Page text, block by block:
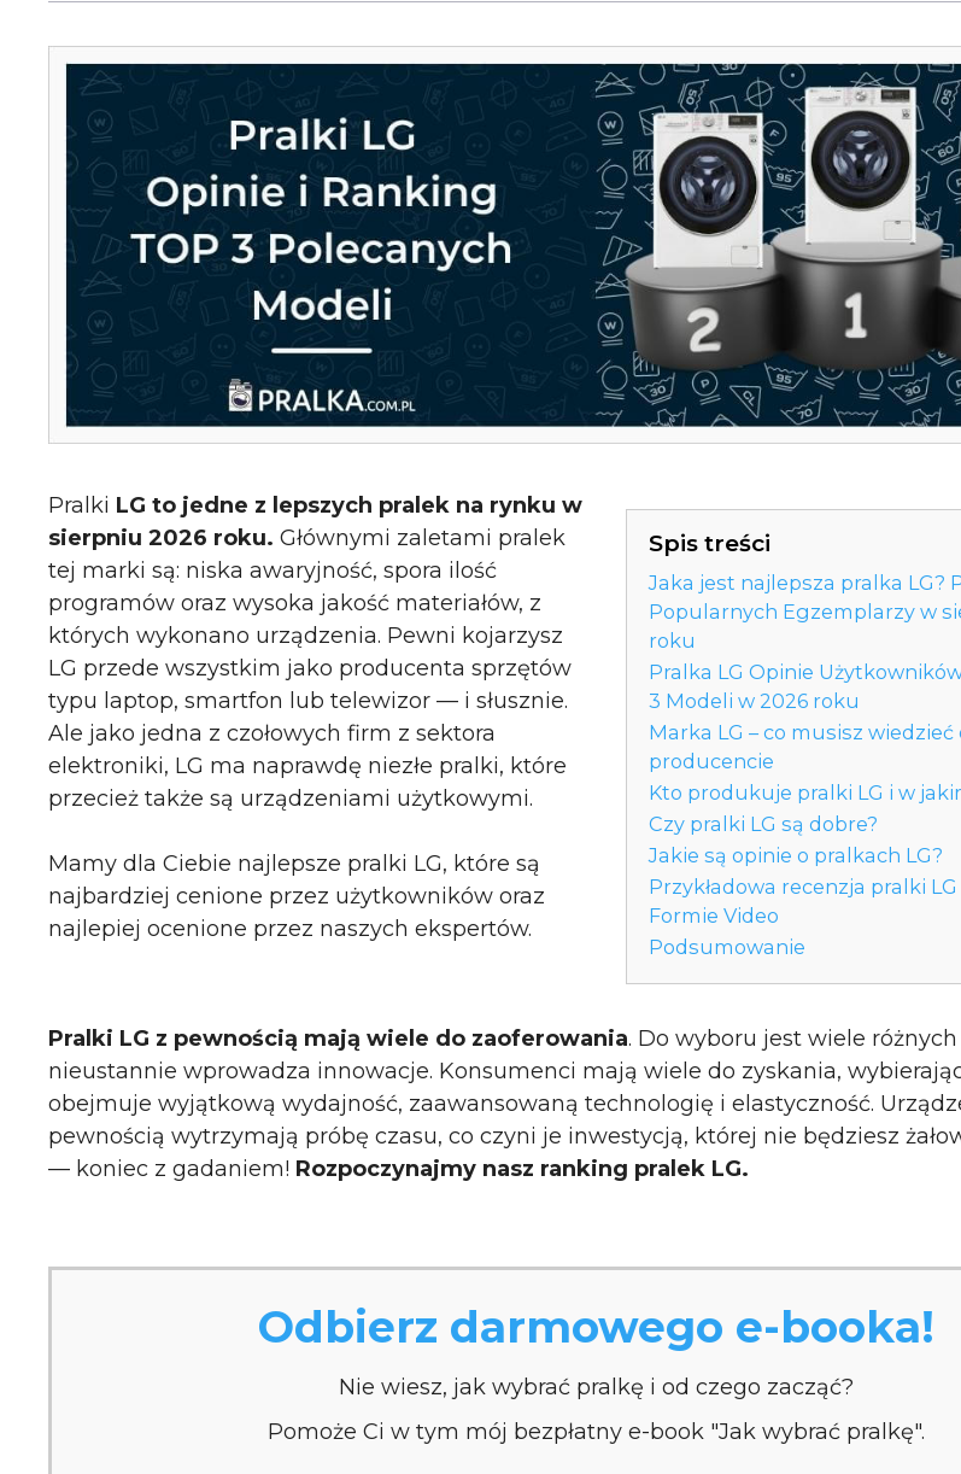
Pralki LG to jedne z lepszych pralek na rynku w
sierpniu 2026 roku. Głównymi zaletami pralek
tej marki są: niska awaryjność, spora ilość
programów oraz wysoka jakość materiałów, z
których wykonano urządzenia. Pewni kojarzysz
LG przede wszystkim jako producenta sprzętów
typu laptop, smartfon lub telewizor — i słusznie.
Ale jako jedna z czołowych firm z sektora
elektroniki, LG ma naprawdę niezłe pralki, które
przecież także są urządzeniami użytkowymi.
Mamy dla Ciebie najlepsze pralki LG, które są
najbardziej cenione przez użytkowników oraz
najlepiej ocenione przez naszych ekspertów.
Spis treści
Jaka jest najlepsza pralka LG?
Popularnych Egzemplarzy w
roku
Pralka LG Opinie
3 Modeli w 2026 roku
Marka LG – co musisz wiedzieć
producencie
Kto produkuje pralki LG i w
Czy pralki LG są dobre?
Jakie są opinie o pralkach LG?
Przykładowa recenzja pralki
Formie Video
Podsumowanie
Pralki LG z pewnością mają wiele do zaoferowania. Do wyboru jest wiele
nieustannie wprowadza innowacje. Konsumenci mają wiele do zyskania,
obejmuje wyjątkową wydajność, zaawansowaną technologię i elastyczność.
pewnością wytrzymają próbę czasu, co czyni je inwestycją, której nie będziesz
— koniec z gadaniem! Rozpoczynajmy nasz ranking pralek LG.
Odbierz darmowego e-booka!
Nie wiesz, jak wybrać pralkę i od czego zacząć?
Pomoże Ci w tym mój bezpłatny e-book "Jak wybrać pralkę".